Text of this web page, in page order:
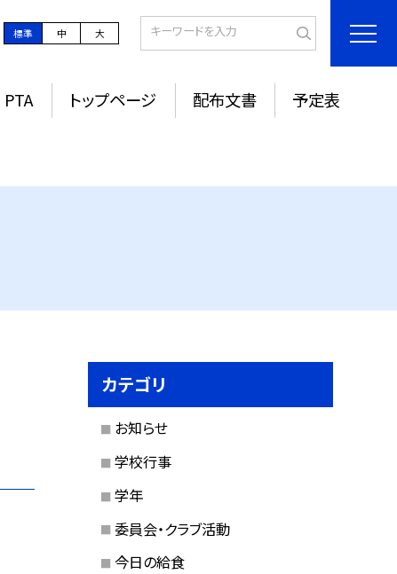
標準 中 大
PTA トップページ 配布文書 予定表
カテゴリ
お知らせ
学校行事
学年
委員会・クラブ活動
今日の給食